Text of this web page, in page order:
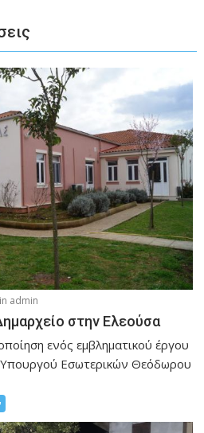
admin
στην Ελεούσα
ενός εμβληματικού έργου
Εσωτερικών Θεόδωρου